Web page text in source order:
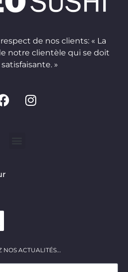
de nos clients: « La
notre clientèle qui se doit
satisfaisante. »
NOS ACTUALITÉS...